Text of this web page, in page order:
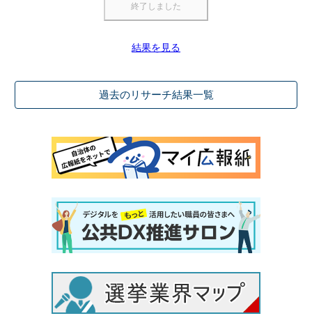
結果を見る
過去のリサーチ結果一覧